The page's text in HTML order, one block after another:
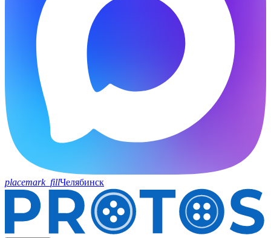
placemark_fillЧелябинск